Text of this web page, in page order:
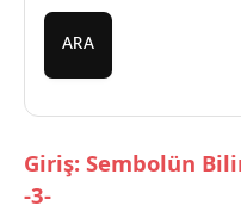
ARA
Giriş: Sembolün
-3-